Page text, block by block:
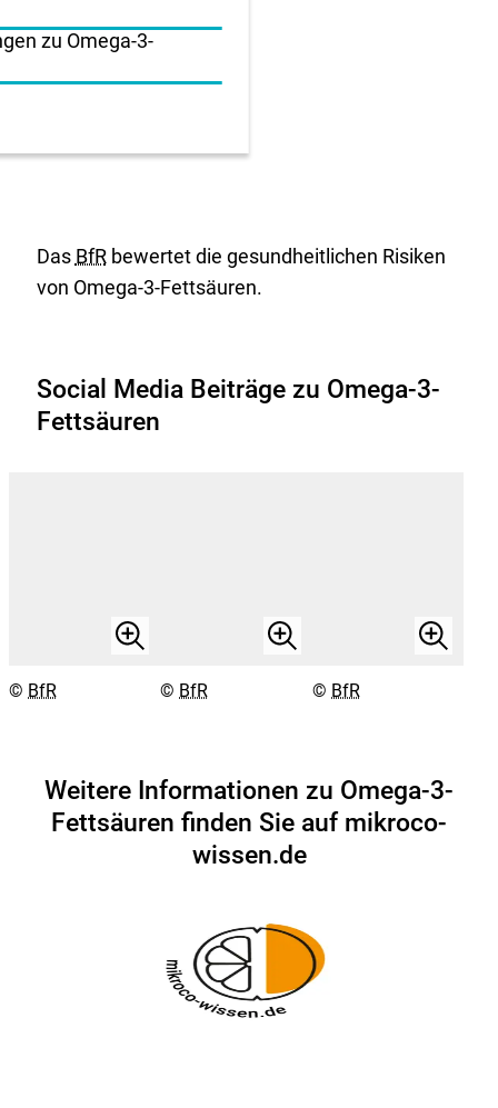
zu Omega-3-
Das BfRbewertet die gesundheitlichen Risiken
von Omega-3-Fettsäuren.
Social Media Beiträge zu Omega-3-
Fettsäuren
Bild
vergrößert
© Copyright
BfR
Bild
vergrößert
© Copyright
BfR
Bild
© Copyright
BfR
Weitere Informationen zu Omega-3-
Fettsäuren finden Sie auf mikroco-
wissen.de